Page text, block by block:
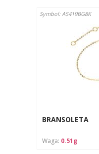
Symbol: AS419BG8K
BRANSOLETA
Waga: 0.51g